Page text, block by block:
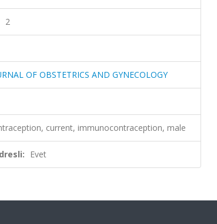
2
OF OBSTETRICS AND GYNECOLOGY
current, immunocontraception, male
Evet